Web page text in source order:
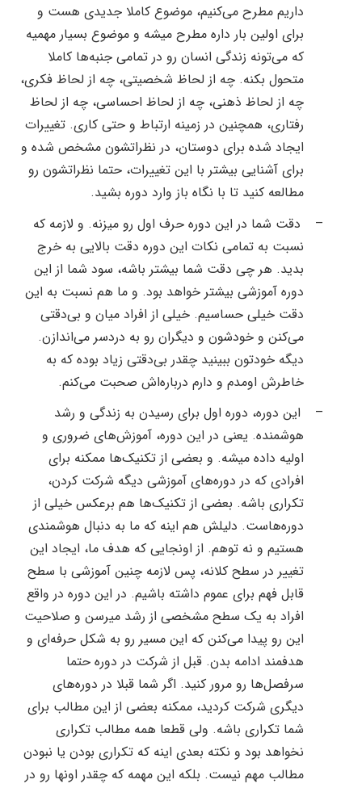
داریم مطرح می‌کنیم، موضوع کاملا جدیدی هست و
برای اولین بار داره مطرح میشه و موضوع بسیار مهمیه
که می‌تونه زندگی انسان رو در تمامی جنبه‌ها کاملا
متحول بکنه. چه از لحاظ شخصیتی، چه از لحاظ فکری،
چه از لحاظ ذهنی، چه از لحاظ احساسی، چه از لحاظ
رفتاری، همچنین در زمینه ارتباط و حتی کاری. تغییرات
ایجاد شده برای دوستان، در نظراتشون مشخص شده و
برای آشنایی بیشتر با این تغییرات، حتما نظراتشون رو
مطالعه کنید تا با نگاه باز وارد دوره بشید.
–
دقت شما در این دوره حرف اول رو میزنه. و لازمه که
نسبت به تمامی نکات این دوره دقت بالایی به خرج
بدید. هر چی دقت شما بیشتر باشه، سود شما از این
دوره آموزشی بیشتر خواهد بود. و ما هم نسبت به این
دقت خیلی حساسیم. خیلی از افراد میان و بی‌دقتی
می‌کنن و خودشون و دیگران رو به دردسر می‌اندازن.
دیگه خودتون ببینید چقدر بی‌دقتی زیاد بوده که به
خاطرش اومدم و دارم دربار‌ه‌اش صحبت می‌کنم.
–
این دوره، دوره اول برای رسیدن به زندگی و رشد
هوشمنده. یعنی در این دوره، آموزش‌های ضروری و
اولیه داده میشه. و بعضی از تکنیک‌ها ممکنه برای
افرادی که در دوره‌های آموزشی دیگه شرکت کردن،
تکراری باشه. بعضی از تکنیک‌ها هم برعکس خیلی از
دوره‌هاست. دلیلش هم اینه که ما به دنبال هوشمندی
هستیم و نه توهم. از اونجایی که هدف ما، ایجاد این
تغییر در سطح کلانه، پس لازمه چنین آموزشی با سطح
قابل فهم برای عموم داشته باشیم. در این دوره در واقع
افراد به یک سطح مشخصی از رشد میرسن و صلاحیت
این رو پیدا می‌کنن که این مسیر رو به شکل حرفه‌ای و
هدفمند ادامه بدن. قبل از شرکت در دوره حتما
سرفصل‌ها رو مرور کنید. اگر شما قبلا در دوره‌های
دیگری شرکت کردید، ممکنه بعضی از این مطالب برای
شما تکراری باشه. ولی قطعا همه مطالب تکراری
نخواهد بود و نکته بعدی اینه که تکراری بودن یا نبودن
مطالب مهم نیست. بلکه این مهمه که چقدر اونها رو در